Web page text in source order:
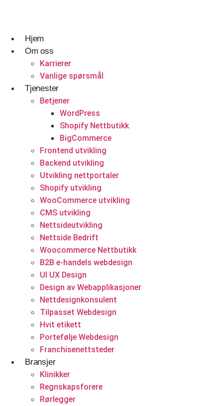
Hjem
Om oss
Karrierer
Vanlige spørsmål
Tjenester
Betjener
WordPress
Shopify Nettbutikk
BigCommerce
Frontend utvikling
Backend utvikling
Utvikling nettportaler
Shopify utvikling
WooCommerce utvikling
CMS utvikling
Nettsideutvikling
Nettside Bedrift
Woocommerce Nettbutikk
B2B e-handels webdesign
UI UX Design
Design av Webapplikasjoner
Nettdesignkonsulent
Tilpasset Webdesign
Hvit etikett
Portefølje Webdesign
Franchisenettsteder
Bransjer
Klinikker
Regnskapsforere
Rørlegger
UI UX Design
Webapplikasjonsdesign
Tilpasset Webdesign
Portefølje Webdesign
Utviklingstjenester
Backend utvikling
Utvikling nettportaler
CMS utvikling
Nettsideutvikling
Konsulentvirksomhet og partnerskap
Nettdesignkonsulent
E-handelsløsning
Woocommerce Nettbutikk
Reise og gjestfrihet
Reisebyråer
Byggetjenester
Helsevesen og velvære
Klinikker
Hvem vi er og hva vi gjør.
Karrierer
Vanlige spørsmål
Nettsteddesign- og utviklingsbyrå i Norge
Få et tilbud